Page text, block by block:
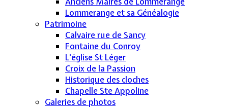
Lommerange et sa Généalogie
Patrimoine
Calvaire rue de Sancy
Fontaine du Conroy
L'église St Léger
Croix de la Passion
Historique des cloches
Chapelle Ste Appoline
Galeries de photos